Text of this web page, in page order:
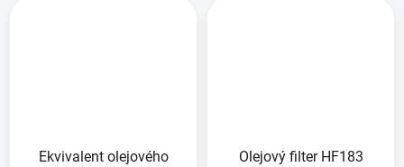
Ekvivalent olejového
Olejový filter HF183